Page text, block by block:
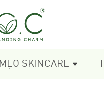
MẸO SKINCARE